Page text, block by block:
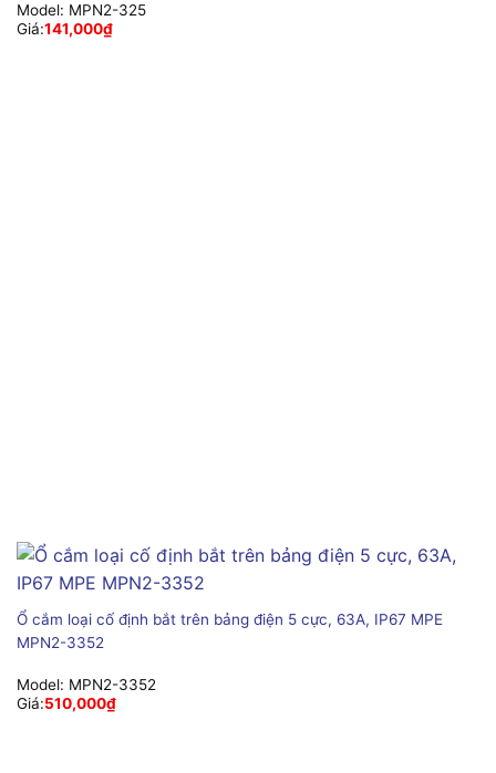
Model: MPN2-325
Giá:141,000₫
Ổ cắm loại cố định bắt trên bảng điện 5 cực, 63A, IP67 MPE
MPN2-3352
Model: MPN2-3352
Giá:510,000₫